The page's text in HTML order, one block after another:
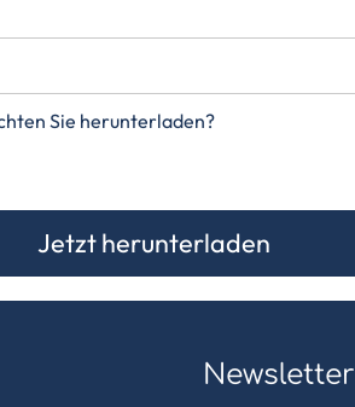
Sie herunterladen?
Jetzt herunterladen
Newsletter